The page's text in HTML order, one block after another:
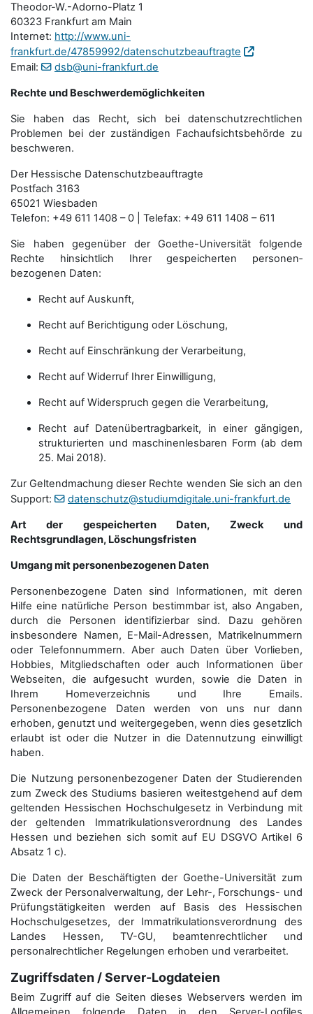
Theodor-W.-Adorno-Platz 1
60323 Frankfurt am Main
Internet: http://www.uni-
frankfurt.de/47859992/datenschutzbeauftragte
Email:
dsb@uni-frankfurt.de
Rechte und Beschwerdemöglichkeiten
Sie haben das Recht, sich bei datenschutzrechtlichen
Problemen bei der zuständigen Fachauf­sichts­behörde zu
beschweren.
Der Hessische Datenschutzbeauftragte
Postfach 3163
65021 Wiesbaden
Telefon: +49 611 1408 – 0 | Telefax: +49 611 1408 – 611
Sie haben gegenüber der Goethe-Universität folgende
Rechte hinsichtlich Ihrer gespeicherten personen­
bezogenen Daten:
Recht auf Auskunft,
Recht auf Berichtigung oder Löschung,
Recht auf Einschränkung der Verarbeitung,
Recht auf Widerruf Ihrer Einwilligung,
Recht auf Widerspruch gegen die Verarbeitung,
Recht auf Datenübertragbarkeit, in einer gängigen,
strukturierten und maschinenlesbaren Form (ab dem
25. Mai 2018).
Zur Geltendmachung dieser Rechte wenden Sie sich an den
Support:
datenschutz@studiumdigitale.uni-frankfurt.de
Art der gespeicherten Daten, Zweck und
Rechtsgrundlagen, Löschungsfristen
Umgang mit personenbezogenen Daten
Personenbezogene Daten sind Informationen, mit deren
Hilfe eine natürliche Person bestimmbar ist, also Angaben,
durch die Personen identifizierbar sind. Dazu gehören
insbesondere Namen, E-Mail-Adressen, Matrikelnummern
oder Telefonnummern. Aber auch Daten über Vorlieben,
Hobbies, Mitgliedschaften oder auch Informationen über
Webseiten, die aufgesucht wurden, sowie die Daten in
Ihrem Homeverzeichnis und Ihre Emails.
Personenbezogene Daten werden von uns nur dann
erhoben, genutzt und weitergegeben, wenn dies gesetzlich
erlaubt ist oder die Nutzer in die Datennutzung einwilligt
haben.
Die Nutzung personenbezogener Daten der Studierenden
zum Zweck des Studiums basieren weitestgehend auf dem
geltenden Hessischen Hochschulgesetz in Verbindung mit
der geltenden Immatrikulationsverordnung des Landes
Hessen und beziehen sich somit auf EU DSGVO Artikel 6
Absatz 1 c).
Die Daten der Beschäftigten der Goethe-Universität zum
Zweck der Personal­verwaltung, der Lehr-, Forschungs- und
Prüfungstätigkeiten werden auf Basis des Hessischen
Hochschulgesetzes, der Immatrikulations­verordnung des
Landes Hessen, TV-GU, beamtenrechtlicher und
personalrechtlicher Regelungen erhoben und verarbeitet.
Zugriffsdaten / Server-Logdateien
Beim Zugriff auf die Seiten dieses Webservers werden im